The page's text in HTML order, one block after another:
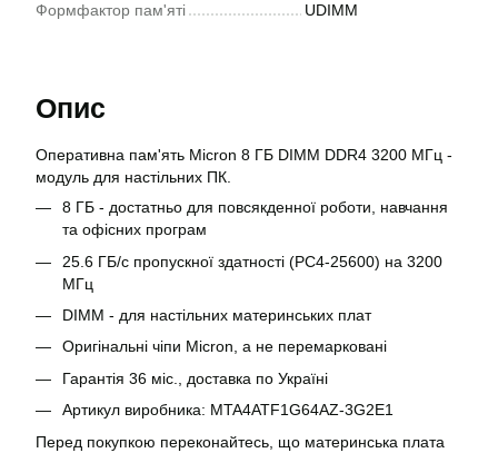
Формфактор пам'яті UDIMM
Опис
Оперативна пам'ять Micron 8 ГБ DIMM DDR4 3200 МГц -
модуль для настільних ПК.
8 ГБ - достатньо для повсякденної роботи, навчання
та офісних програм
25.6 ГБ/с пропускної здатності (PC4-25600) на 3200
МГц
DIMM - для настільних материнських плат
Оригінальні чіпи Micron, а не перемарковані
Гарантія 36 міс., доставка по Україні
Артикул виробника: MTA4ATF1G64AZ-3G2E1
Перед покупкою переконайтесь, що материнська плата